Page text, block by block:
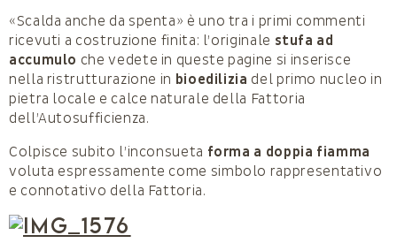
«Scalda anche da spenta» è uno tra i primi commenti
ricevuti a costruzione finita: l’originale stufa ad
accumulo che vedete in queste pagine si inserisce
nella ristrutturazione in bioedilizia del primo nucleo in
pietra locale e calce naturale della Fattoria
dell’Autosufficienza.
Colpisce subito l’inconsueta forma a doppia fiamma
voluta espressamente come simbolo rappresentativo
e connotativo della Fattoria.